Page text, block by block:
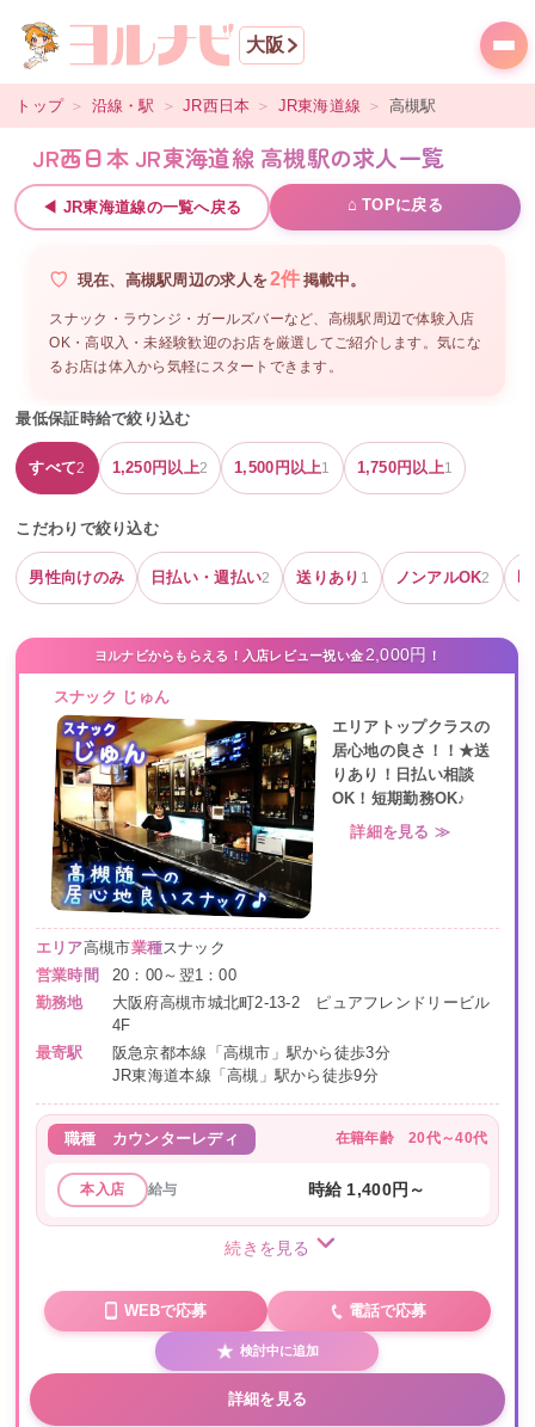
大阪
トップ ＞ 沿線・駅 ＞ JR西日本 ＞ JR東海道線 ＞ 高槻駅
JR西日本 JR東海道線 高槻駅の求人一覧
◀ JR東海道線の一覧へ戻る ⌂ TOPに戻る
現在、 高槻駅周辺の求人を2件 掲載中。
スナック・ラウンジ・ガールズバーなど、 高槻駅周辺で体験入店
OK・高収入・未経験歓迎のお店を厳選してご紹介します。気にな
るお店は体入から気軽にスタートできます。
最低保証時給で絞り込む
すべて2 1,250円以上2 1,500 円以上1 1,750円以上1
こだわりで絞り込む
男性向けのみ 日払い・週払い2 送りあり 1 ノンアルOK2
ヨルナビからもらえる！入店レビュー祝い金2,000円 ！
スナック じゅん
エリアトップクラスの
居心地の良さ！！★送
りあり！日払い相談
OK！短期勤務OK♪
詳細を見る ≫
エリア高槻市業種スナック
営業時間
20：00～翌1：00
勤務地
大阪府高槻市城北町2-13-2 ピュアフレンドリービル
4F
最寄駅
阪急京都本線「高槻市」駅から徒歩3分
JR東海道本線「高槻」駅から徒歩9分
職種 カウンターレディ 在籍年齢20代～40代
本入店 給与 時給 1,400円～
続きを見る
WEBで応募 電話で応募
検討中に追加
詳細を見る